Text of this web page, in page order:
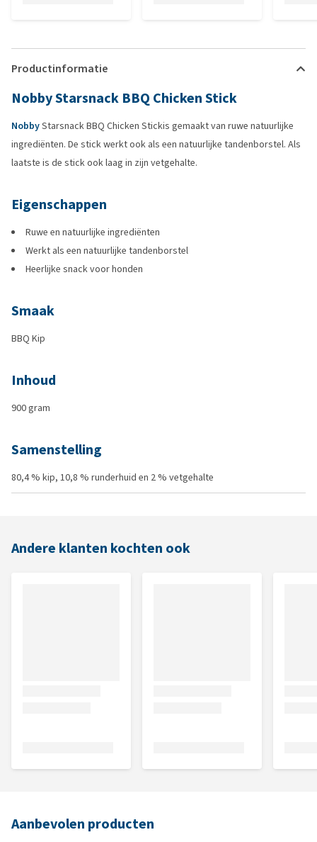
Productinformatie
Nobby Starsnack BBQ Chicken Stick
NobbyStarsnack BBQ Chicken Stickis gemaakt van ruwe natuurlijke
ingrediënten. De stick werkt ook als een natuurlijke tandenborstel. Als
laatste is de stick ook laag in zijn vetgehalte.
Eigenschappen
Ruwe en natuurlijke ingrediënten
Werkt als een natuurlijke tandenborstel
Heerlijke snack voor honden
Smaak
BBQ Kip
Inhoud
900 gram
Samenstelling
80,4 % kip, 10,8 % runderhuid en 2 % vetgehalte
Andere klanten kochten ook
Aanbevolen producten